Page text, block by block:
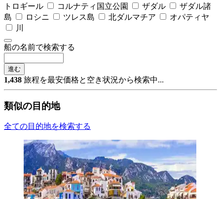
トロギール
コルナティ国立公園 ザダル
ザダル諸
島
ロシニ ツレス島 北ダルマチア
オパティヤ
川
船の名前で検索する
進む
1,438 旅程を最安価格と空き状況から検索中...
類似の目的地
全ての目的地を検索する